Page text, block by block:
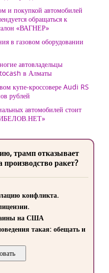
и покупкой автомобилей
обращаться к
«ВАГНЕР»
в газовом оборудовании
автовладельцы
в Алматы
купе-кроссовере Audi RS
рублей
автомобилей стоит
трамп отказывает
ракет?
конфликта.
на США
такая: обещать и